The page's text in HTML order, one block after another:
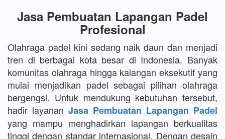
Jasa Pembuatan Lapangan Padel
Profesional
Olahraga padel kini sedang naik daun dan menjadi
tren di berbagai kota besar di Indonesia. Banyak
komunitas olahraga hingga kalangan eksekutif yang
mulai menjadikan padel sebagai pilihan olahraga
bergengsi. Untuk mendukung kebutuhan tersebut,
hadir layanan Jasa Pembuatan Lapangan Padel
yang mampu menghadirkan lapangan berkualitas
tinggi dengan standar internasional. Dengan desain